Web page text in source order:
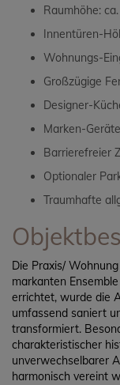
Raumhöhe:
Innentüren-
Wohnungs-
Großzügige
Designer-
Marken-
Barrierefreier
Optionaler
Traumhafte
Die Praxis/
markanten
errichtet, wurde die
umfassend saniert
transformiert.
charakteristischer
unverwechselbarer
harmonisch vereint